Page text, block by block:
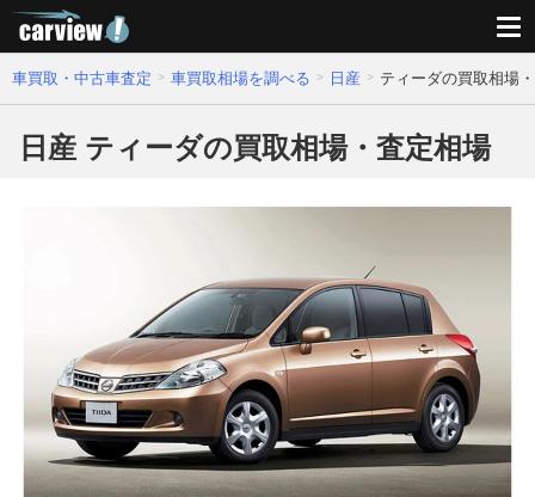
車買取・中古車査定 車買取相場を調べる 日産 ティーダの買取相場
日産 ティーダの買取相場・査定相場